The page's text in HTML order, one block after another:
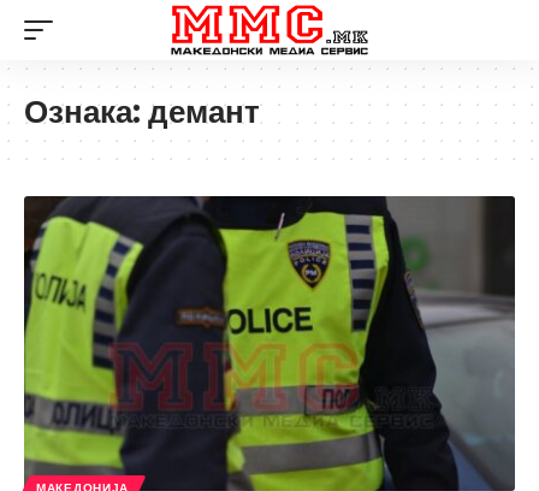
Ознака: демант
МАКЕДОНИЈА